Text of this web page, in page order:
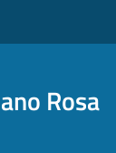
Rosa